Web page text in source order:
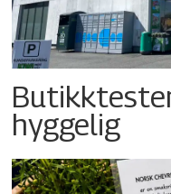
hyggelig